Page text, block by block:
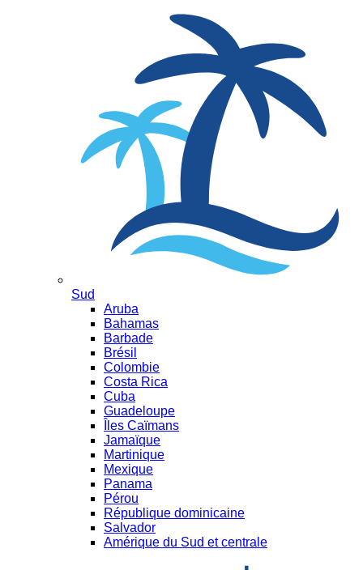
Sud
Aruba
Bahamas
Barbade
Brésil
Colombie
Costa Rica
Cuba
Guadeloupe
Îles Caïmans
Jamaïque
Martinique
Mexique
Panama
Pérou
République dominicaine
Salvador
Amérique du Sud et centrale